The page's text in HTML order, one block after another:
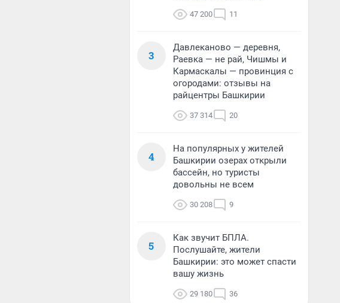
47 200 11
3
Давлеканово — деревня,
Раевка — не рай, Чишмы и
Кармаскалы — провинция с
огородами: отзывы на
райцентры Башкирии
37 314 20
4
На популярных у жителей
Башкирии озерах открыли
бассейн, но туристы
довольны не всем
30 208 9
5
Как звучит БПЛА.
Послушайте, жители
Башкирии: это может спасти
вашу жизнь
29 180 36